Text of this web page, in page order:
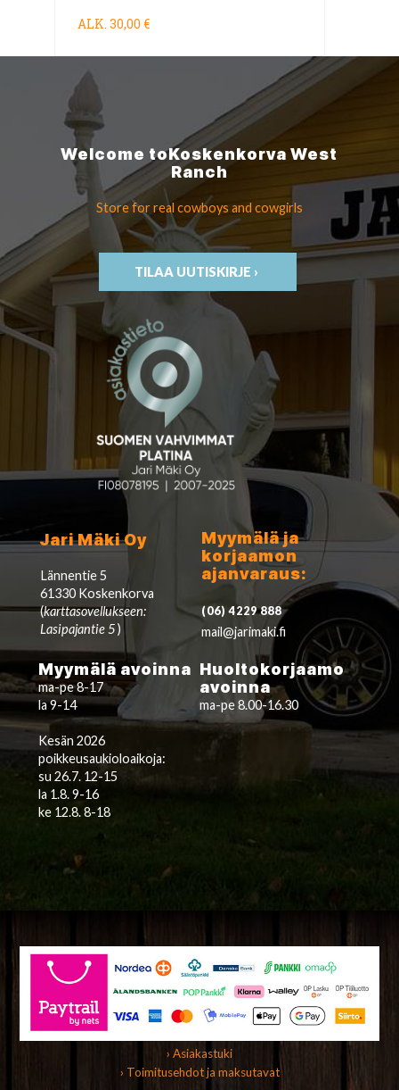
ALK. 30,00 €
Welcome toKoskenkorvaWest
Ranch
Store for real cowboys and cowgirls
TILAA UUTISKIRJE ›
Jari Mäki Oy
Lännentie 5
61330 Koskenkorva
(karttasovellukseen:
Lasipajantie 5)
Myymälä ja
korjaamon
ajanvaraus:
(06) 4229 888
mail@jarimaki.fi
Myymälä avoinna
ma-pe 8-17
la 9-14
Kesän 2026
poikkeusaukioloaikoja:
su 26.7. 12-15
la 1.8. 9-16
ke 12.8. 8-18
Huoltokorjaamo
avoinna
ma-pe 8.00-16.30
› Asiakastuki
› Toimitusehdot ja maksutavat